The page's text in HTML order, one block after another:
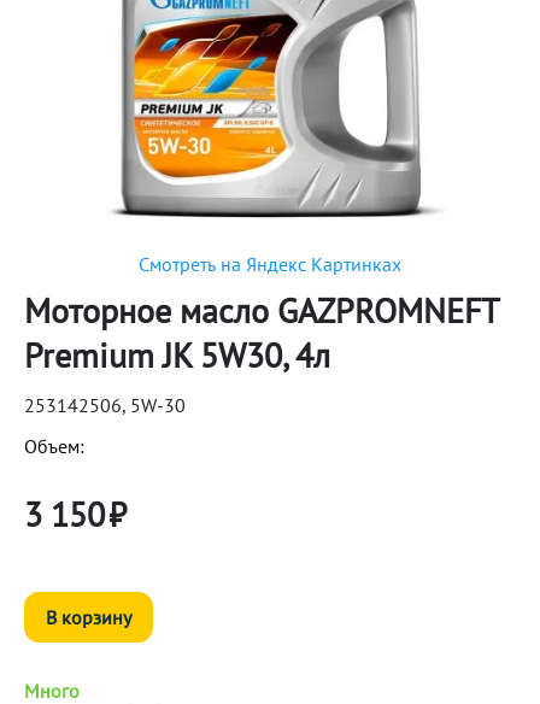
Смотреть на Яндекс Картинках
Моторное масло GAZPROMNEFT
Premium JK 5W30, 4л
253142506, 5W-30
Объем:
3 150₽
В корзину
Много